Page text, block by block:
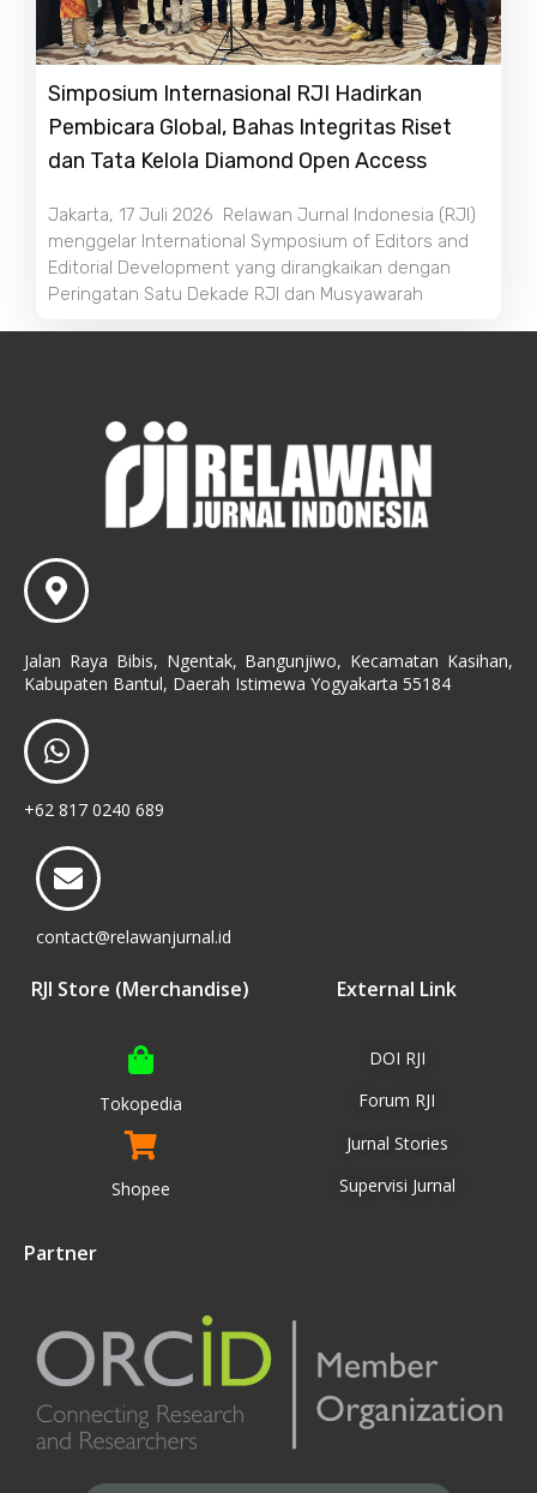
Simposium Internasional RJI Hadirkan
Pembicara Global, Bahas Integritas Riset
dan Tata Kelola Diamond Open Access
Jakarta, 17 Juli 2026 Relawan Jurnal Indonesia (RJI)
menggelar International Symposium of Editors and
Editorial Development yang dirangkaikan dengan
Peringatan Satu Dekade RJI dan Musyawarah
Jalan Raya Bibis, Ngentak, Bangunjiwo, Kecamatan Kasihan,
Kabupaten Bantul, Daerah Istimewa Yogyakarta 55184
+62 817 0240 689
contact@relawanjurnal.id
RJI Store (Merchandise)
Tokopedia
Shopee
External Link
DOI RJI
Forum RJI
Jurnal Stories
Supervisi Jurnal
Partner